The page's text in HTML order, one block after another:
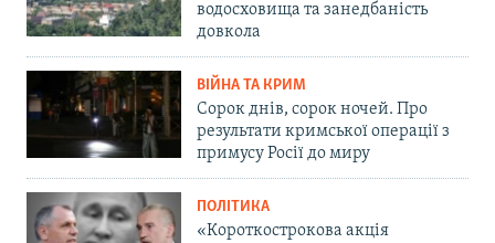
водосховища та занедбаність
довкола
ВІЙНА ТА КРИМ
Сорок днів, сорок ночей. Про
результати кримської операції з
примусу Росії до миру
ПОЛІТИКА
«Короткострокова акція